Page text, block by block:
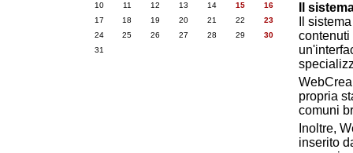
Il
Il
propria
comuni
Inoltre,
inserito
10
11 12 13 14 15
16
17
18 19 20 21 22
23
24
25 26 27 28 29
30
31